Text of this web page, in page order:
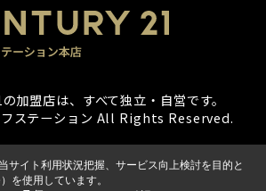
加盟店は、すべて独立・自営です。
ステーション All Rights Reserved.
サイト利用状況把握、サービス向上検討を目的と
を使用しています。